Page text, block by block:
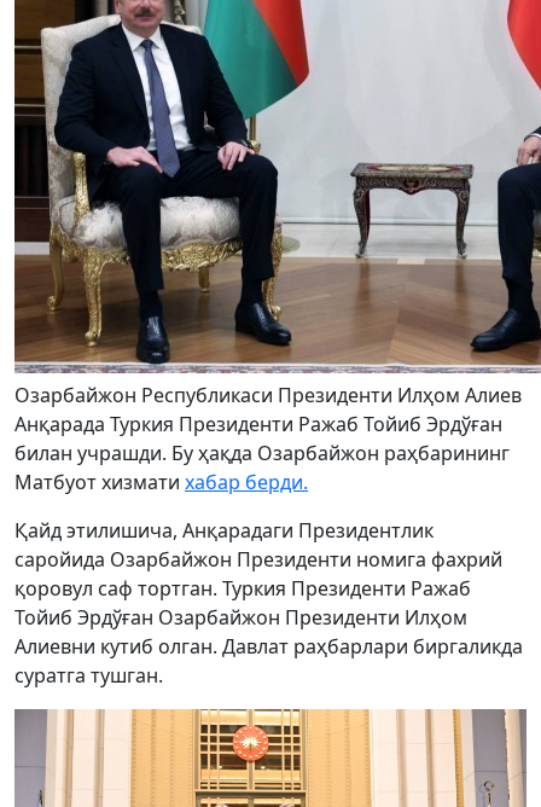
Озарбайжон Республикаси Президенти Илҳом Алиев
Анқарада Туркия Президенти Ражаб Тойиб Эрдўған
билан учрашди. Бу ҳақда Озарбайжон раҳбарининг
Матбуот хизмати хабар берди.
Қайд этилишича, Анқарадаги Президентлик
саройида Озарбайжон Президенти номига фахрий
қоровул саф тортган. Туркия Президенти Ражаб
Тойиб Эрдўған Озарбайжон Президенти Илҳом
Алиевни кутиб олган. Давлат раҳбарлари биргаликда
суратга тушган.